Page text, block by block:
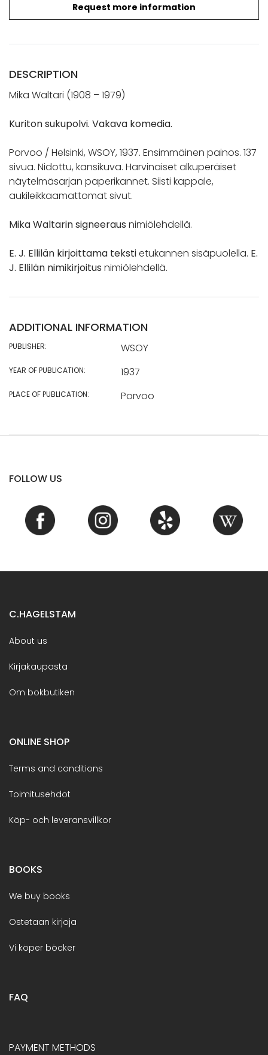
Request more information
DESCRIPTION
Mika Waltari (1908 – 1979)
Kuriton sukupolvi. Vakava komedia.
Porvoo / Helsinki, WSOY, 1937. Ensimmäinen painos. 137
sivua. Nidottu, kansikuva. Harvinaiset alkuperäiset
näytelmäsarjan paperikannet. Siisti kappale,
aukileikkaamattomat sivut.
Mika Waltarin signeeraus nimiölehdellä.
E. J. Ellilän kirjoittama tekstietukannen sisäpuolella. E.
J. Ellilän nimikirjoitus nimiölehdellä.
ADDITIONAL INFORMATION
PUBLISHER: WSOY
YEAR OF PUBLICATION: 1937
PLACE OF PUBLICATION: Porvoo
FOLLOW US
C.HAGELSTAM
About us
Kirjakaupasta
Om bokbutiken
ONLINE SHOP
Terms and conditions
Toimitusehdot
Köp- och leveransvillkor
BOOKS
We buy books
Ostetaan kirjoja
Vi köper böcker
FAQ
PAYMENT METHODS